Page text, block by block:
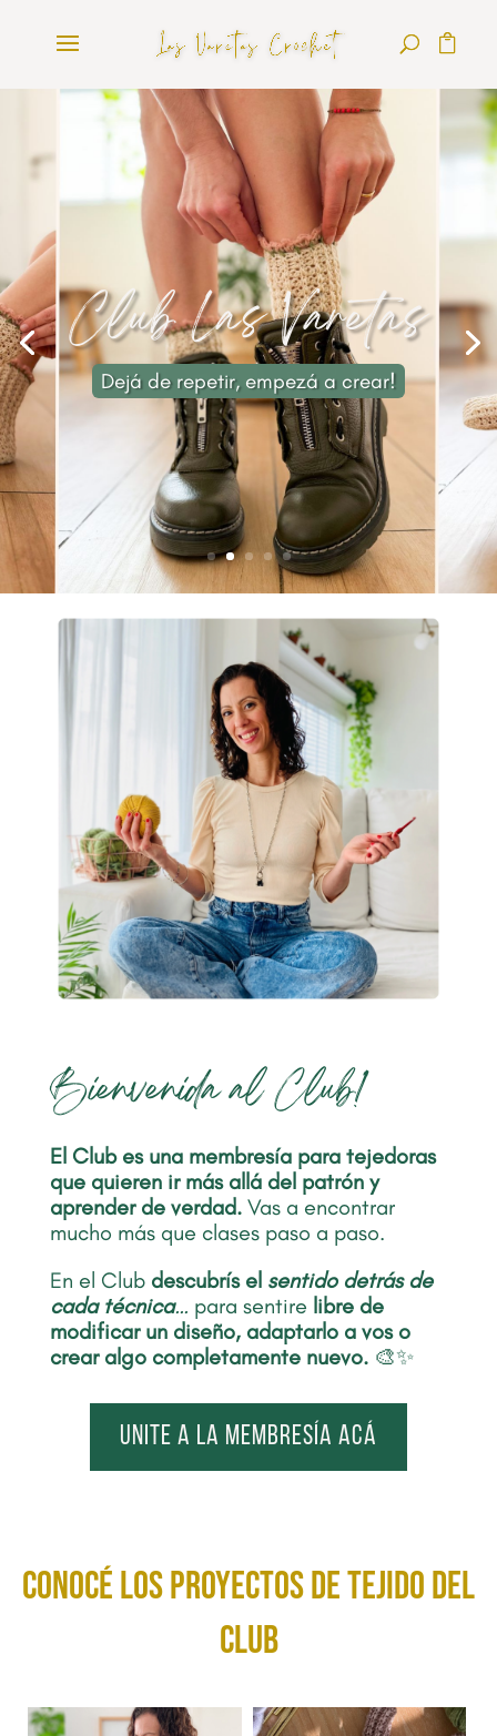
Club Las Varetas
Dejá de repetir, empezá a crear!
Bienvenida al Club!
El Club es una membresía para tejedoras
que quieren ir más allá del patrón y
aprender de verdad.Vas a encontrar
mucho más que clases paso a paso.
En el Club descubrís el sentido detrás de
cada técnica… para sentire libre de
modificar un diseño, adaptarlo a vos o
crear algo completamente nuevo.🎨✨
Unite a la membresía acá
conocé los Proyectos de tejido del
club